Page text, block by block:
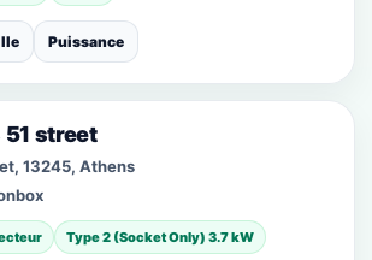
Puissance
street
13245, Athens
Type 2 (Socket Only) 3.7 kW